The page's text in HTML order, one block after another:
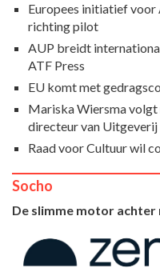
Europees initiatief
richting pilot
AUP breidt
ATF Press
EU komt met
Mariska Wiersma volgt
directeur van
Raad voor Cultuur wil
Socho
De slimme motor